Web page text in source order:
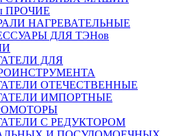
ПРОЧИЕ
НАГРЕВАТЕЛЬНЫЕ
ДЛЯ ТЭНов
ДЛЯ
ОТЕЧЕСТВЕННЫЕ
ИМПОРТНЫЕ
С РЕДУКТОРОМ